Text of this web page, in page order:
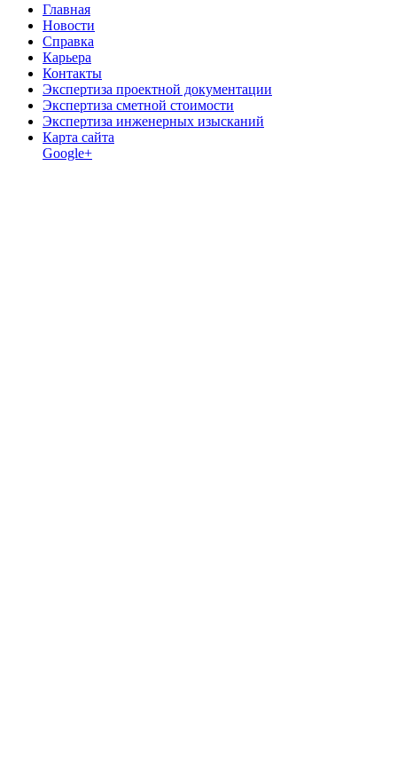
Главная
Новости
Справка
Карьера
Контакты
Экспертиза проектной документации
Экспертиза сметной стоимости
Экспертиза инженерных изысканий
Карта сайта
Google+